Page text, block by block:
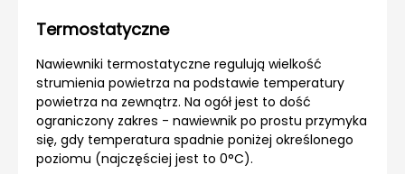
Termostatyczne
Nawiewniki termostatyczne regulują wielkość
strumienia powietrza na podstawie temperatury
powietrza na zewnątrz. Na ogół jest to dość
ograniczony zakres - nawiewnik po prostu przymyka
się, gdy temperatura spadnie poniżej określonego
poziomu (najczęściej jest to 0°C).